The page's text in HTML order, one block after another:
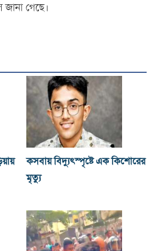
গেছে।
কসবায় বিদ্যুৎস্পৃষ্টে এক কিশোরের
মৃত্যু